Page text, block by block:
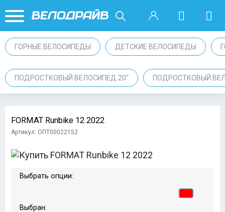
ГОРНЫЕ ВЕЛОСИПЕДЫ ДЕТСКИЕ ВЕЛОСИПЕДЫ
ПОДРОСТКОВЫЙ ВЕЛОСИПЕД 20" ПОДРОСТКОВЫЙ
FORMAT Runbike 12 2022
Артикул: ОПТ00022152
Выбрать опции:
Выбран: